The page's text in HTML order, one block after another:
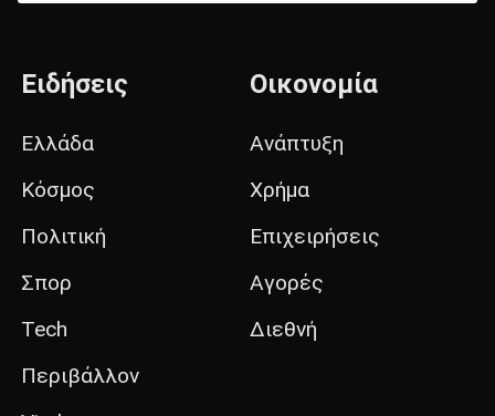
Ειδήσεις
Ελλάδα
Κόσμος
Πολιτική
Σπορ
Tech
Περιβάλλον
Οικονομία
Ανάπτυξη
Χρήμα
Επιχειρήσεις
Αγορές
Διεθνή